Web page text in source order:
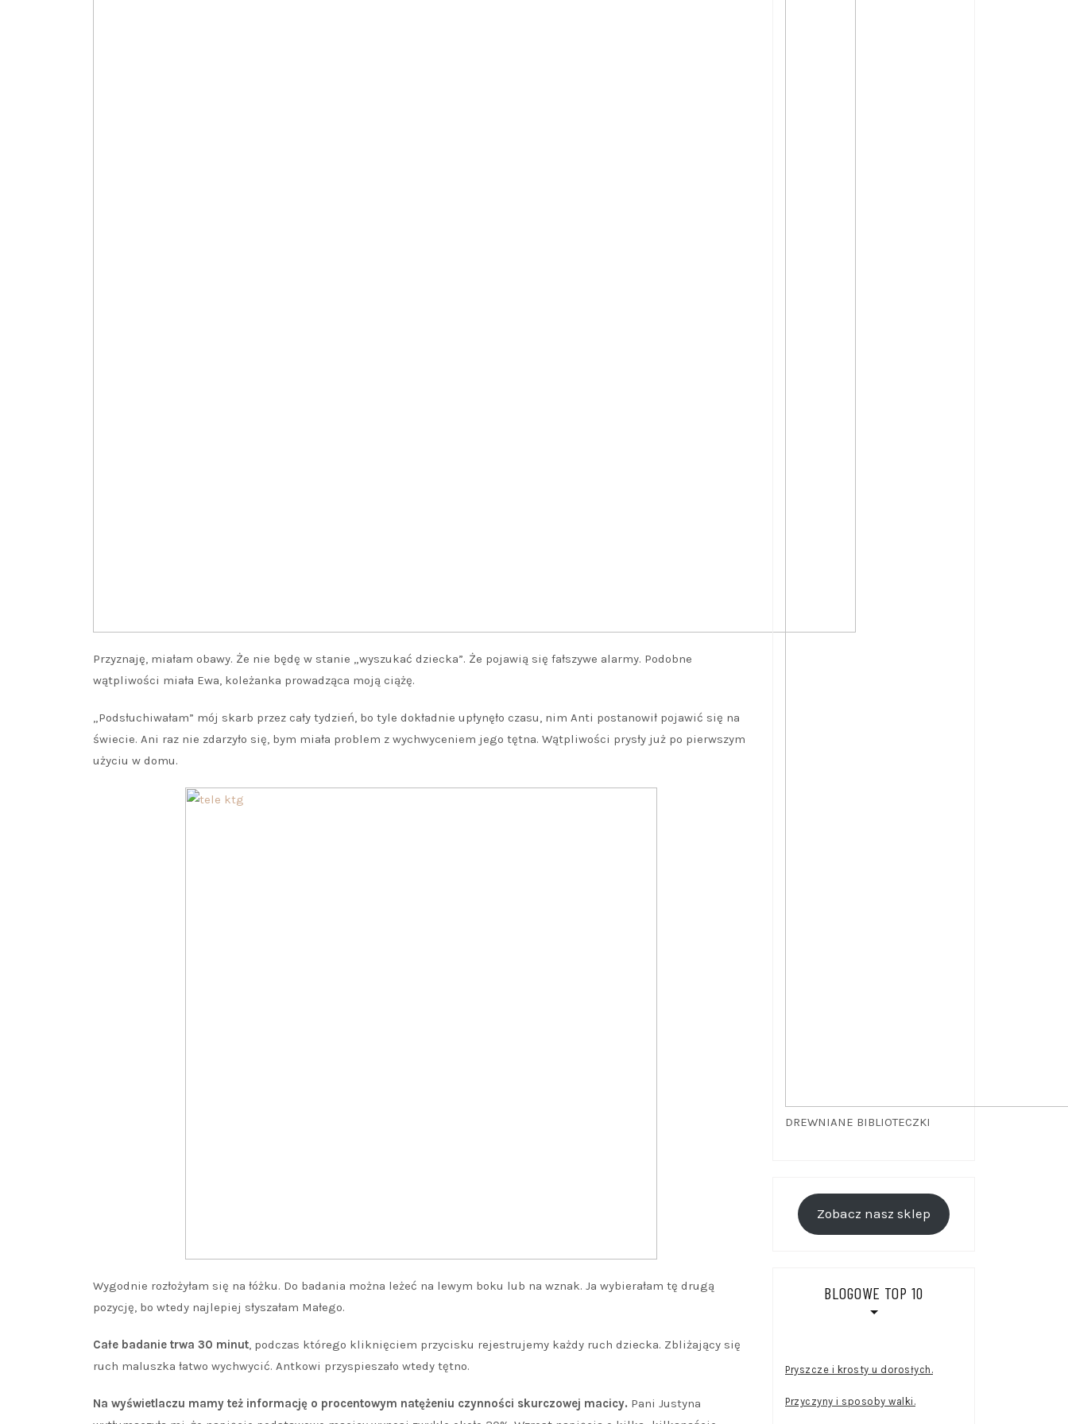
Przyznaję, miałam obawy. Że nie będę w stanie „wyszukać dziecka”. Że pojawią się fałszywe alarmy. Podobne
wątpliwości miała Ewa, koleżanka prowadząca moją ciążę.
„Podsłuchiwałam” mój skarb przez cały tydzień, bo tyle dokładnie upłynęło czasu, nim Anti postanowił pojawić się na
świecie. Ani raz nie zdarzyło się, bym miała problem z wychwyceniem jego tętna. Wątpliwości prysły już po pierwszym
użyciu w domu.
Wygodnie rozłożyłam się na łóżku. Do badania można leżeć na lewym boku lub na wznak. Ja wybierałam tę drugą
pozycję, bo wtedy najlepiej słyszałam Małego.
Całe badanie trwa 30 minut, podczas którego kliknięciem przycisku rejestrujemy każdy ruch dziecka. Zbliżający się
ruch maluszka łatwo wychwycić. Antkowi przyspieszało wtedy tętno.
Na wyświetlaczu mamy też informację o procentowym natężeniu czynności skurczowej macicy. Pani Justyna
DREWNIANE BIBLIOTECZKI
Zobacz nasz sklep
BLOGOWE TOP 10
Pryszcze i krosty u dorosłych.
Przyczyny i sposoby walki.